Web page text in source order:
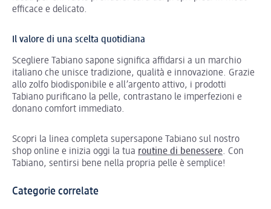
efficace e delicato.
Il valore di una scelta quotidiana
Scegliere Tabiano sapone significa affidarsi a un marchio
italiano che unisce tradizione, qualità e innovazione. Grazie
allo zolfo biodisponibile e all’argento attivo, i prodotti
Tabiano purificano la pelle, contrastano le imperfezioni e
donano comfort immediato.
Scopri la linea completa supersapone Tabiano sul nostro
shop online e inizia oggi la tua routine di benessere. Con
Tabiano, sentirsi bene nella propria pelle è semplice!
Categorie correlate